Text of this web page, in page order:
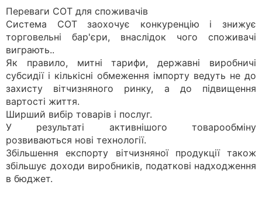
Переваги СОТ для споживачів
Система СОТ заохочує конкуренцію і знижує
торговельні бар'єри, внаслідок чого споживачі
виграють..
Як правило, митні тарифи, державні виробничі
субсидії і кількісні обмеження імпорту ведуть не до
захисту вітчизняного ринку, а до підвищення
вартості життя.
Ширший вибір товарів і послуг.
У результаті активнішого товарообміну
розвиваються нові технології.
Збільшення експорту вітчизняної продукції також
збільшує доходи виробників, податкові надходження
в бюджет.